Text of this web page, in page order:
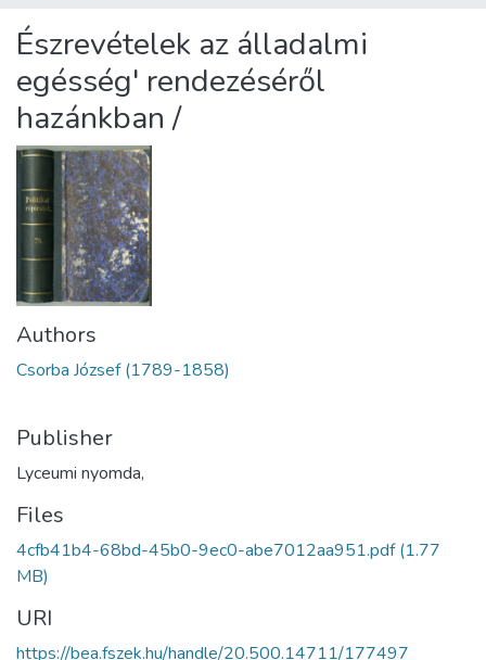
Statistics
About us
Észrevételek az álladalmi
egésség' rendezéséről
hazánkban /
Authors
Csorba József (1789-1858)
Publisher
Lyceumi nyomda,
Files
4cfb41b4-68bd-45b0-9ec0-abe7012aa951.pdf(1.77
MB)
URI
https://bea.fszek.hu/handle/20.500.14711/177497